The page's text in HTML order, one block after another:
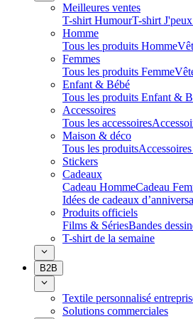
Meilleures ventes
T-shirt HumourT-shirt J'peux
Homme
Tous les produits Homme
Femmes
Tous les produits Femme
Enfant & Bébé
Tous les produits Enfant &
Accessoires
Tous les accessoires
Maison & déco
Tous les produits
Stickers
Cadeaux
Cadeau HommeCadeau
Idées de cadeaux
Produits officiels
Films & SériesBandes
T-shirt de la semaine
B2B
Textile personnalisé
Solutions commerciales